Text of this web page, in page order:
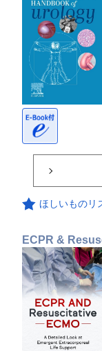
ほしいものリ
ECPR &